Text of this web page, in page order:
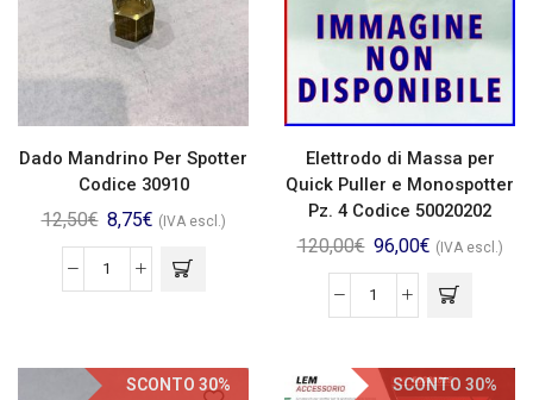
Dado Mandrino Per Spotter
Codice 30910
12,50€ 8,75€ (IVA escl.)
Elettrodo di Massa per
Quick Puller e Monospotter
Pz. 4 Codice 50020202
120,00€ 96,00€ (IVA escl.)
SCONTO 30% SCONTO 30%